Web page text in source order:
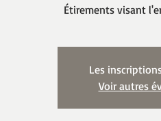
Étirements visant
Les
Voir autres